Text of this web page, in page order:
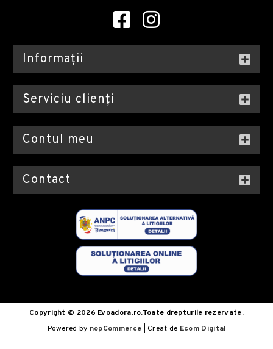
Informații
Serviciu clienți
Contul meu
Contact
Copyright © 2026 Evoadora.ro.Toate drepturile rezervate.
Powered by nopCommerce | Creat de Ecom Digital